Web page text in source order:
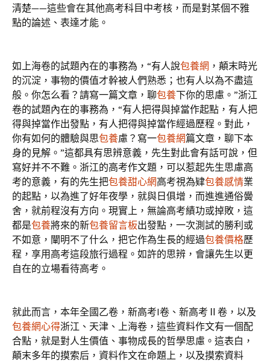
清楚——這些會在其他高考科目中考核，而是對某個不雅
點的論述、表達才能。
如上海卷的試題內在的事務為，“有人說包養網 ，顛末時光
的沉淀，事物的價值才幹被人們熟悉；也有人以為不盡這
般。你怎么看？請寫一篇文章，聊包養下你的思慮。”浙江
卷的試題內在的事務為，“有人把得與掉當作起點，有人把
得與掉當作出發點，有人把得與掉當作經過歷程。對此，
你有如何的體驗與思包養慮？寫一包養網篇文章，聊下本
身的見解。”這都具有思辨意義，先生對此會有話可說，但
寫好并不不難。浙江的高考作文題，可以惹起先生思慮高
考的意義，有的先生把包養甜心網高考視為肄包養感情業
的起點，以為進了好年夜學，就與日俱增，而進進通俗黌
舍，就前程沒有方向。現實上，無論高考績功或掉敗，這
都是包養將來的新包養留言板出發點，一次測試的勝利或
不如意，闡明不了什么，把它作為生長的經過包養價格歷
程，享用高考這段旅行過程。如許的思辨，會讓先生以更
自在的立場看待高考。
就此而言，本年全國乙卷，新高考I卷、新高考Ⅱ卷，以及
包養網心得浙江、天津、上海卷，這些資料作文有一個配
合點，就是對人生價值、事物成長的哲學思慮。這表白，
顛末多年的摸索后，資料作文在命題上，以及摸索資料